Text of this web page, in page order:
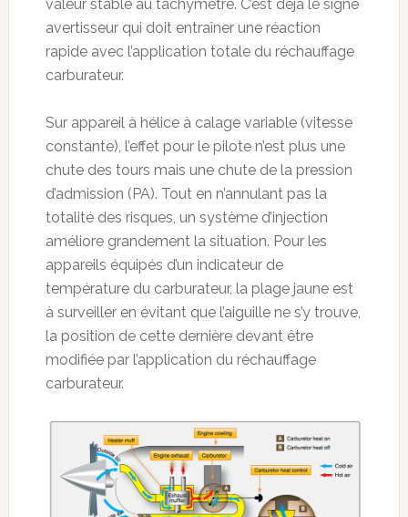
valeur stable au tachymètre. C’est déjà le signe
avertisseur qui doit entraîner une réaction
rapide avec l’application totale du réchauffage
carburateur.
Sur appareil à hélice à calage variable (vitesse
constante), l’effet pour le pilote n’est plus une
chute des tours mais une chute de la pression
d’admission (PA). Tout en n’annulant pas la
totalité des risques, un système d’injection
améliore grandement la situation. Pour les
appareils équipés d’un indicateur de
température du carburateur, la plage jaune est
à surveiller en évitant que l’aiguille ne s’y trouve,
la position de cette dernière devant être
modifiée par l’application du réchauffage
carburateur.